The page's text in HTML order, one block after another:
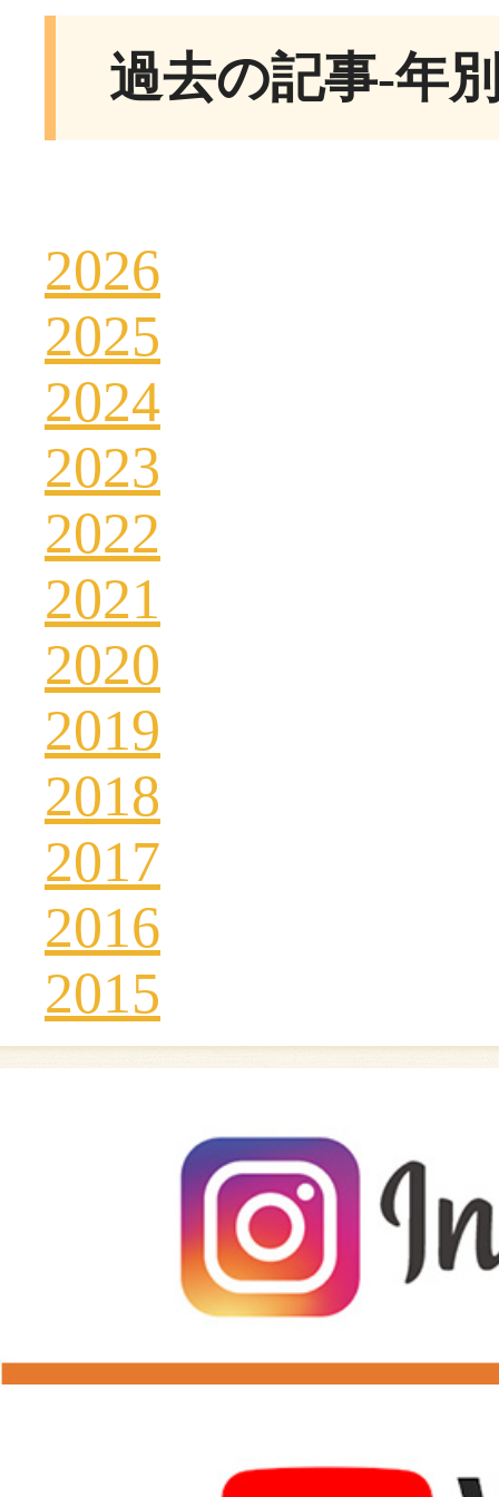
過去の記事-年
2026
2025
2024
2023
2022
2021
2020
2019
2018
2017
2016
2015